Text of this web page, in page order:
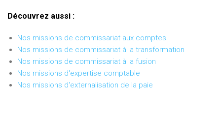
Découvrez aussi :
Nos missions de commissariat aux comptes
Nos missions de commissariat à la transformation
Nos missions de commissariat à la fusion
Nos missions d'expertise comptable
Nos missions d'externalisation de la paie